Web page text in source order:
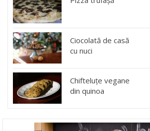
Ciocolată de casă
cu nuci
Chifteluțe vegane
din quinoa